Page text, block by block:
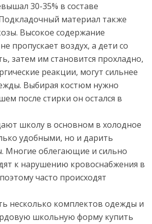
30-35% в составе
материал также
Высокое содержание
пропускает воздух, а дети со
затем им становится прохладно,
реакции, могут сильнее
Выбирая костюм нужно
после стирки он остался в
школу в основном в холодное
удобными, но и дарить
Многие облегающие и сильно
к нарушению кровоснабжения в
часто происходят
несколько комплектов одежды и
школьную форму купить